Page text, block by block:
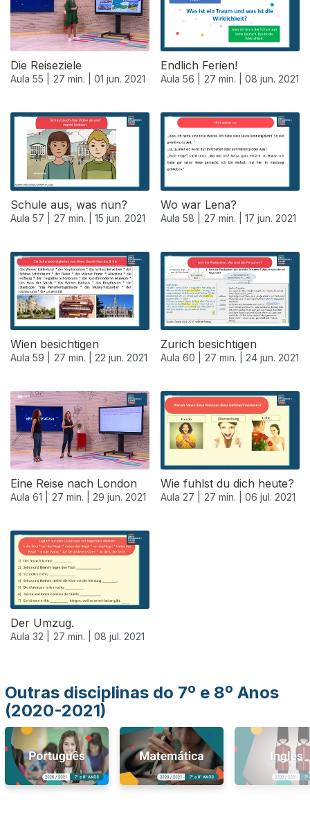
Die Reiseziele
Aula 55 | 27 min. | 01 jun. 2021
Endlich Ferien!
Aula 56 | 27 min. | 08 jun. 2021
Schule aus, was nun?
Aula 57 | 27 min. | 15 jun. 2021
Wo war Lena?
Aula 58 | 27 min. | 17 jun. 2021
Wien besichtigen
Aula 59 | 27 min. | 22 jun. 2021
Zurich besichtigen
Aula 60 | 27 min. | 24 jun. 2021
553324
Eine Reise nach London
Aula 61 | 27 min. | 29 jun. 2021
Wie fuhlst du dich heute?
Aula 27 | 27 min. | 06 jul. 2021
Der Umzug.
Aula 32 | 27 min. | 08 jul. 2021
556346
Outras disciplinas do 7º e 8º Anos
(2020-2021)